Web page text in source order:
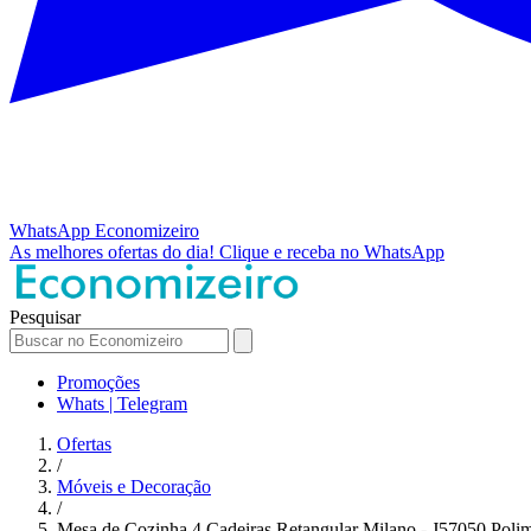
WhatsApp Economizeiro
As melhores ofertas do dia! Clique e receba no WhatsApp
Pesquisar
Promoções
Whats | Telegram
Ofertas
/
Móveis e Decoração
/